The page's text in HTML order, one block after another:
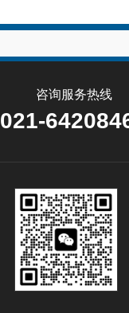
咨询服务热线
021-